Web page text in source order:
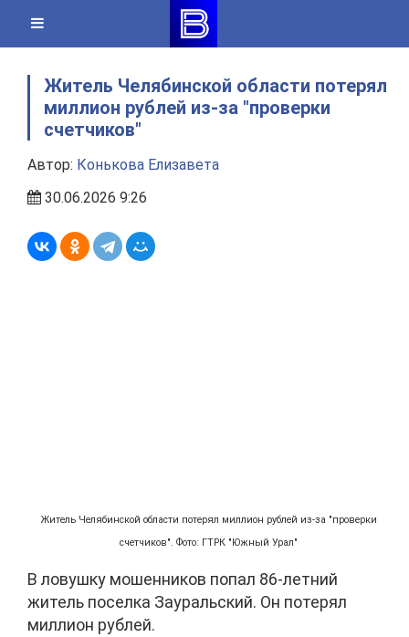
content
Житель Челябинской области потерял
миллион рублей из‑за "проверки
счетчиков"
Автор: Конькова Елизавета
30.06.2026 9:26
Житель Челябинской области потерял миллион рублей из‑за "проверки
счетчиков". Фото: ГТРК "Южный Урал"
В ловушку мошенников попал 86‑летний
житель поселка Зауральский. Он потерял
миллион рублей.